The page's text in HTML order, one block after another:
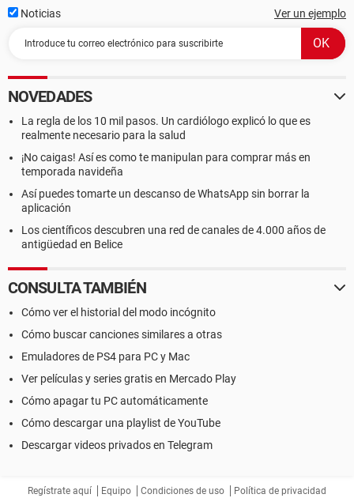
Noticias Ver un ejemplo
NOVEDADES
La regla de los 10 mil pasos. Un cardiólogo explicó lo que es
realmente necesario para la salud
¡No caigas! Así es como te manipulan para comprar más en
temporada navideña
Así puedes tomarte un descanso de WhatsApp sin borrar la
aplicación
Los científicos descubren una red de canales de 4.000 años de
antigüedad en Belice
CONSULTA TAMBIÉN
Cómo ver el historial del modo incógnito
Cómo buscar canciones similares a otras
Emuladores de PS4 para PC y Mac
Ver películas y series gratis en Mercado Play
Cómo apagar tu PC automáticamente
Cómo descargar una playlist de YouTube
Descargar videos privados en Telegram
Regístrate aquí Equipo Condiciones de uso Política de privacidad